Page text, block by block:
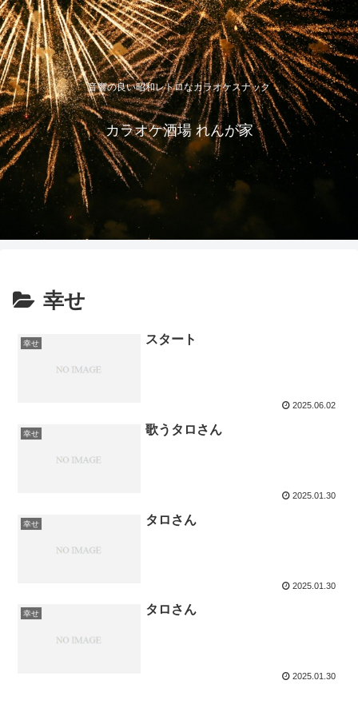
音響の良い昭和レトロなカラオケスナック
カラオケ酒場 れんが家
幸せ
幸せ スタート
2025.06.02
幸せ 歌うタロさん
2025.01.30
幸せ タロさん
2025.01.30
幸せ タロさん
2025.01.30